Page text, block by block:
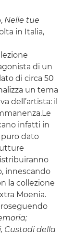
Nelle tue
in Italia,
di un
di circa 50
un tema
dell’artista: il
infatti in
dato
innescando
la collezione
Moenia.
Custodi della